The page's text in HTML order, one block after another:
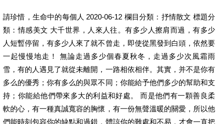
請珍惜，生命中的每個人 2020-06-12 欄目分類：抒情散文 標題分
類：情感美文 大千世界，人來人往。有多少人擦肩而過，有多少
人短暫停留，有多少人來了就不曾走，即使從黑發到白頭，依然要
一起慢慢地走！ 無論走過多少個春夏秋冬，走過多少次風霜雨
雪，有的人遇見了就從未離開，一路相依相伴。其實，并不是你有
多么的優秀；你有多么的與眾不同；你能給予他們多少的幫助和支
持；你能給他們帶來多大的利益和好處。 而是他們有一顆善良柔
軟的心，有一種真誠寬容的胸懷，有一份無聲溫暖的關愛，所以他
們能時刻包容你的缺點和過錯，體諒你的難處和不易，才會一直把